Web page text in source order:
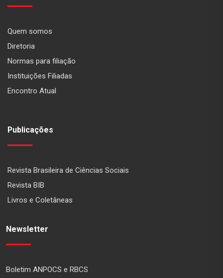
Quem somos
Diretoria
Normas para filiação
Instituições Filiadas
Encontro Atual
Publicações
Revista Brasileira de Ciências Sociais
Revista BIB
Livros e Coletâneas
Newsletter
Boletim ANPOCS e RBCS